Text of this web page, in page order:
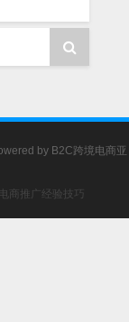
by B2C跨境电商亚
商推广经验技巧